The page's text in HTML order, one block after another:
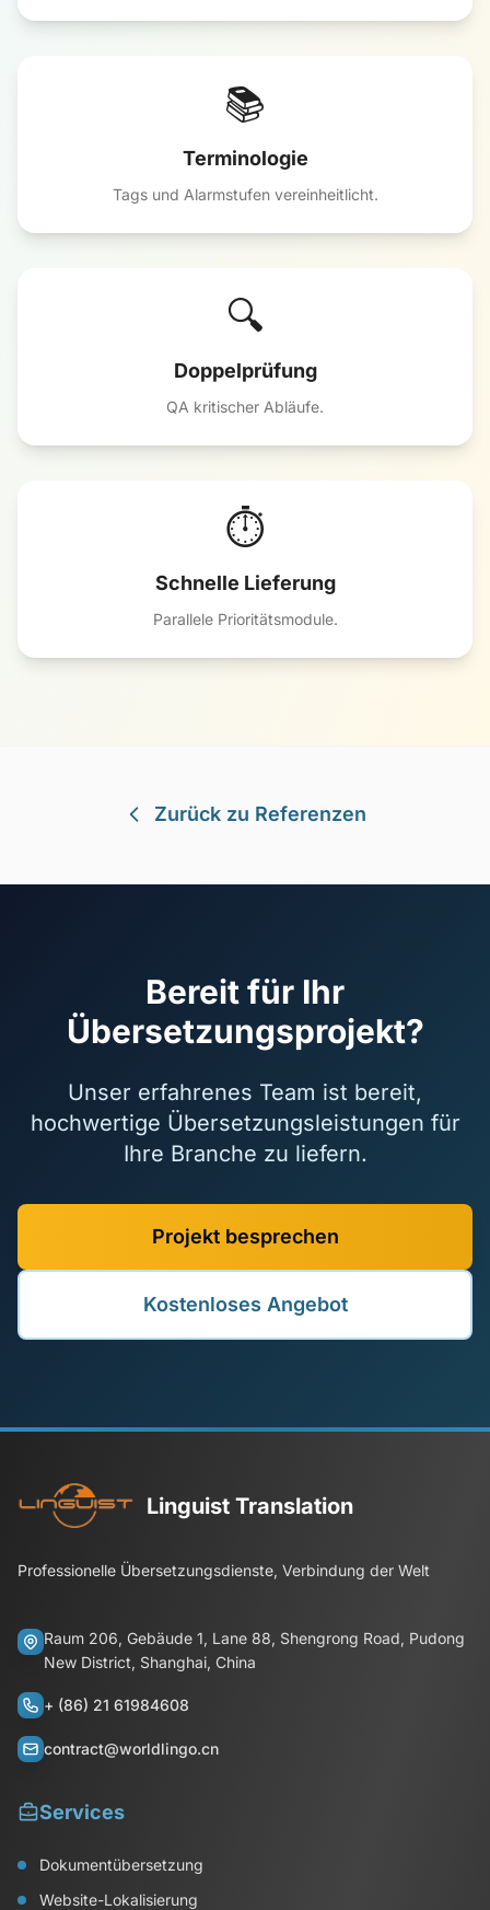
📚
Terminologie
Tags und Alarmstufen vereinheitlicht.
🔍
Doppelprüfung
QA kritischer Abläufe.
⏱️
Schnelle Lieferung
Parallele Prioritätsmodule.
Zurück zu Referenzen
Bereit für Ihr
Übersetzungsprojekt?
Unser erfahrenes Team ist bereit,
hochwertige Übersetzungsleistungen für
Ihre Branche zu liefern.
Projekt besprechen
Kostenloses Angebot
Linguist Translation
Professionelle Übersetzungsdienste, Verbindung der Welt
Raum 206, Gebäude 1, Lane 88, Shengrong Road, Pudong
New District, Shanghai, China
+ (86) 21 61984608
contract@worldlingo.cn
Services
Dokumentübersetzung
Website-Lokalisierung